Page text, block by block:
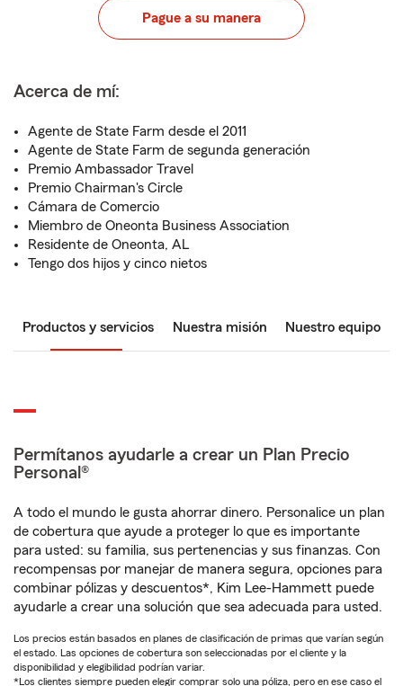
Pague a su manera
Acerca de mí:
Agente de State Farm desde el 2011
Agente de State Farm de segunda generación
Premio Ambassador Travel
Premio Chairman's Circle
Cámara de Comercio
Miembro de Oneonta Business Association
Residente de Oneonta, AL
Tengo dos hijos y cinco nietos
Productos y servicios Nuestra misión Nuestro equipo
Permítanos ayudarle a crear un Plan Precio
Personal®
A todo el mundo le gusta ahorrar dinero. Personalice un plan
de cobertura que ayude a proteger lo que es importante
para usted: su familia, sus pertenencias y sus finanzas. Con
recompensas por manejar de manera segura, opciones para
combinar pólizas y descuentos*, Kim Lee-Hammett puede
ayudarle a crear una solución que sea adecuada para usted.
Los precios están basados en planes de clasificación de primas que varían según
el estado. Las opciones de cobertura son seleccionadas por el cliente y la
disponibilidad y elegibilidad podrían variar.
*Los clientes siempre pueden elegir comprar solo una póliza, pero en ese caso el